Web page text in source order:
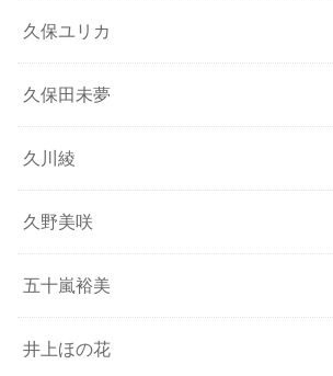
久保ユリカ
久保田未夢
久川綾
久野美咲
五十嵐裕美
井上ほの花